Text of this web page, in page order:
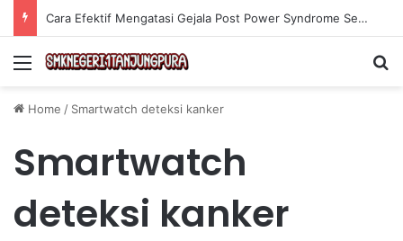
Cara Efektif Mengatasi Gejala Post Power Syndrome Setelah Pensiun Kerja
Menu
Home / Smartwatch deteksi kanker
Smartwatch
deteksi kanker